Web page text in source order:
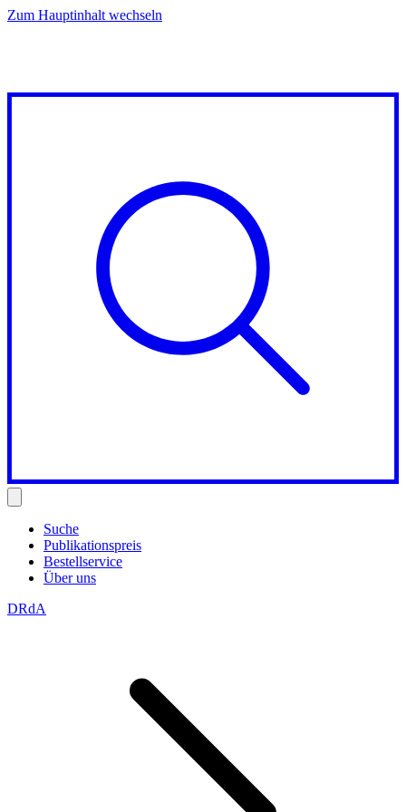
Zum Hauptinhalt wechseln
Suche
Publikationspreis
Bestellservice
Über uns
DRdA